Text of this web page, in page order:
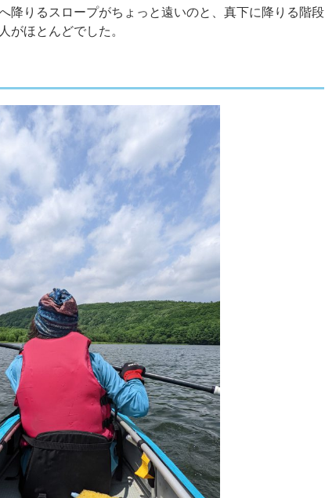
降りるスロープがちょっと遠いのと、真下に降りる階段
がほとんどでした。